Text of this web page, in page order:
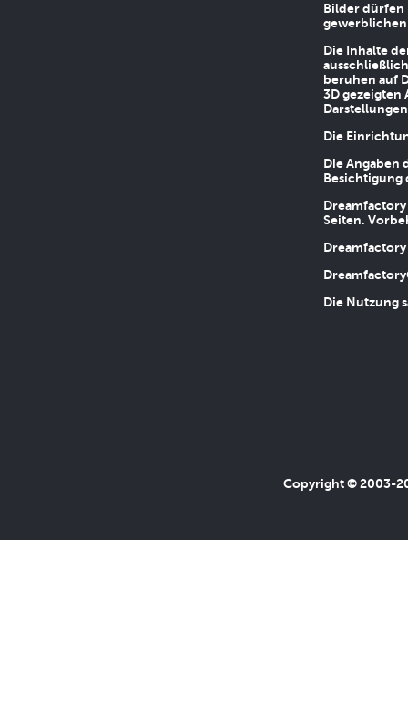
Bilder dürfen
Die Inhalte
beruhen auf
3D gezeigten
Die
Die
Besichtigung
Seiten.
Die Nutzung
Copyright © 2003-